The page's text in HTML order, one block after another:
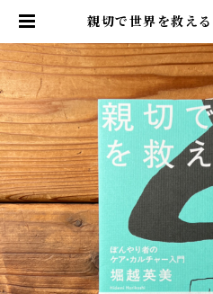
親切で世界を救え
尾鷲市九鬼町 漁
文